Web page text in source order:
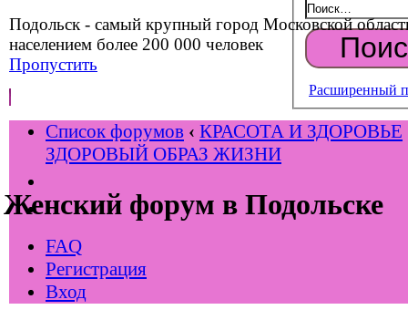
Подольск - самый крупный город Московской
населением более 200 000 человек
Пропустить
Женский форум в Подольске
Расширенный
Список форумов ‹ КРАСОТА И ЗДОРОВЬЕ
ЗДОРОВЫЙ ОБРАЗ ЖИЗНИ
FAQ
Регистрация
Вход